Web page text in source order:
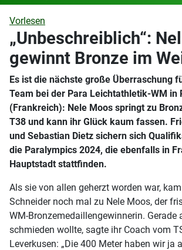
Vorlesen
„Unbeschreiblich“:
gewinnt Bronze im
Es ist die nächste große Überraschung
Team bei der Para Leichtathletik-WM in
(Frankreich): Nele Moos springt zu
T38 und kann ihr Glück kaum fassen.
und Sebastian Dietz sichern sich
die Paralympics 2024, die ebenfalls in
Hauptstadt stattfinden.
Als sie von allen geherzt worden war,
Schneider noch mal zu Nele Moos, der
WM-Bronzemedaillengewinnerin. Gerade
schmieden wollte, sagte ihr Coach vom
Leverkusen: „Die 400 Meter haben wir ja